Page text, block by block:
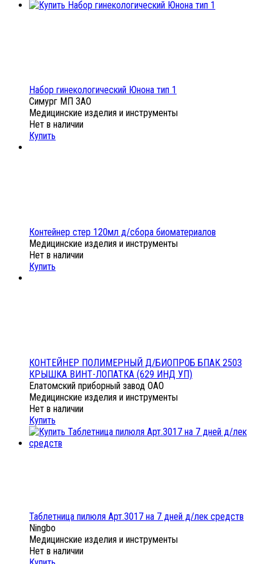
Набор гинекологический Юнона тип 1
Симург МП ЗАО
Медицинские изделия и инструменты
Нет в наличии
Купить
Контейнер стер 120мл д/сбора биоматериалов
Медицинские изделия и инструменты
Нет в наличии
Купить
КОНТЕЙНЕР ПОЛИМЕРНЫЙ Д/БИОПРОБ БПАК 2503
КРЫШКА ВИНТ-ЛОПАТКА (629 ИНД УП)
Елатомский приборный завод ОАО
Медицинские изделия и инструменты
Нет в наличии
Купить
Таблетница пилюля Арт.3017 на 7 дней д/лек средств
Ningbo
Медицинские изделия и инструменты
Нет в наличии